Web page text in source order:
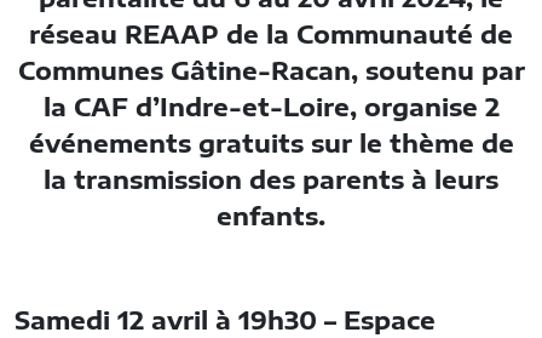
o
o
k
e
r
g
e
r
réseau REAAP de la Communauté de
Communes Gâtine-Racan, soutenu par
la CAF d’Indre-et-Loire, organise 2
événements gratuits sur le thème de
la transmission des parents à leurs
enfants.
Samedi 12 avril à 19h30 – Espace